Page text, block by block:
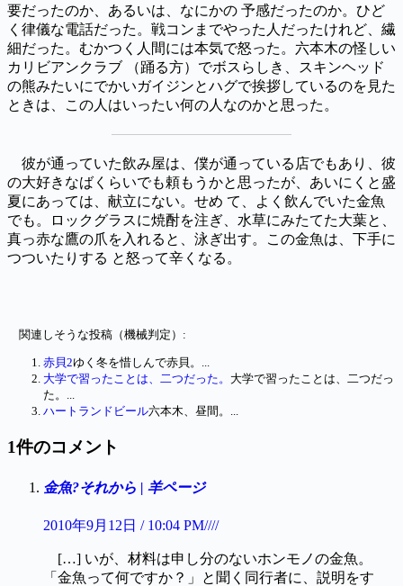
要だったのか、あるいは、なにかの 予感だったのか。ひど
く律儀な電話だった。戦コンまでやった人だったけれど、繊
細だった。むかつく人間には本気で怒った。六本木の怪しい
カリビアンクラブ （踊る方）でボスらしき、スキンヘッド
の熊みたいにでかいガイジンとハグで挨拶しているのを見た
ときは、この人はいったい何の人なのかと思った。
彼が通っていた飲み屋は、僕が通っている店でもあり、彼
の大好きなばくらいでも頼もうかと思ったが、あいにくと盛
夏にあっては、献立にない。せめ て、よく飲んでいた金魚
でも。ロックグラスに焼酎を注ぎ、水草にみたてた大葉と、
真っ赤な鷹の爪を入れると、泳ぎ出す。この金魚は、下手に
つついたりする と怒って辛くなる。
関連しそうな投稿（機械判定）:
赤貝2ゆく冬を惜しんで赤貝。...
大学で習ったことは、二つだった。 大学で習ったことは、二つだっ
た。...
ハートランドビール六本木、昼間。...
1件のコメント
金魚?それから | 羊ページ
2010年9月12日 / 10:04 PM////
[…] いが、材料は申し分のないホンモノの金魚。
「金魚って何ですか？」と聞く同行者に、説明をす